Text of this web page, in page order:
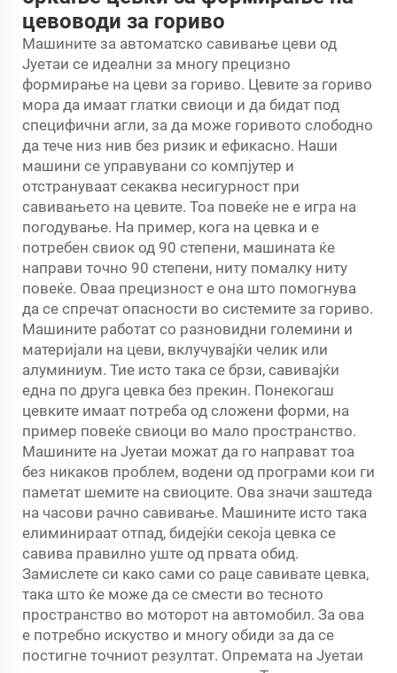
цевоводи за гориво
Машините за автоматско савивање цеви од
Јуетаи се идеални за многу прецизно
формирање на цеви за гориво. Цевите за гориво
мора да имаат глатки свиоци и да бидат под
специфични агли, за да може горивото слободно
да тече низ нив без ризик и ефикасно. Наши
машини се управувани со компјутер и
отстрануваат секаква несигурност при
савивањето на цевите. Тоа повеќе не е игра на
погодување. На пример, кога на цевка и е
потребен свиок од 90 степени, машината ќе
направи точно 90 степени, ниту помалку ниту
повеќе. Оваа прецизност е она што помогнува
да се спречат опасности во системите за гориво.
Машините работат со разновидни големини и
материјали на цеви, вклучувајќи челик или
алуминиум. Тие исто така се брзи, савивајќи
една по друга цевка без прекин. Понекогаш
цевките имаат потреба од сложени форми, на
пример повеќе свиоци во мало пространство.
Машините на Јуетаи можат да го направат тоа
без никаков проблем, водени од програми кои ги
паметат шемите на свиоците. Ова значи заштеда
на часови рачно савивање. Машините исто така
елиминираат отпад, бидејќи секоја цевка се
савива правилно уште од првата обид.
Замислете си како сами со раце савивате цевка,
така што ќе може да се смести во тесното
пространство во моторот на автомобил. За ова
е потребно искуство и многу обиди за да се
постигне точниот резултат. Опремата на Јуетаи